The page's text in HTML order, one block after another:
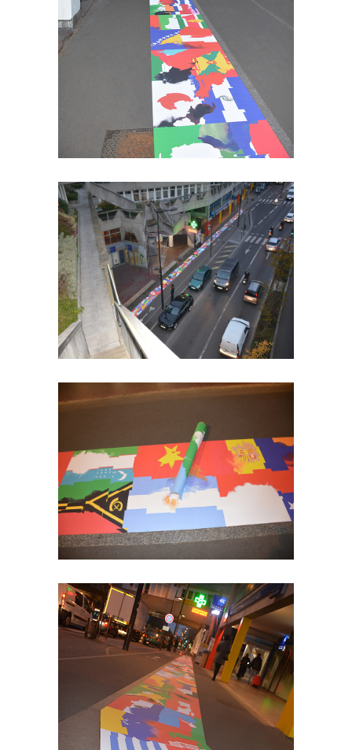
Avenue Georges Gosnat /
Ivry sur Monde / 4
Avenue Georges Gosnat /
Ivry sur Monde / 5